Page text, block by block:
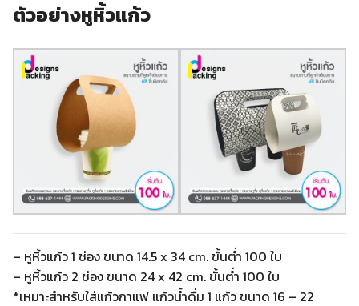
ตัวอย่างหูหิ้วแก้ว
– หูหิ้วแก้ว 1 ช่อง ขนาด 14.5 x 34 cm. ขั้นต่ำ 100 ใบ
– หูหิ้วแก้ว 2 ช่อง ขนาด 24 x 42 cm. ขั้นต่ำ 100 ใบ
*เหมาะสำหรับใส่แก้วกาแฟ แก้วน้ำดื่ม 1 แก้ว ขนาด 16 – 22